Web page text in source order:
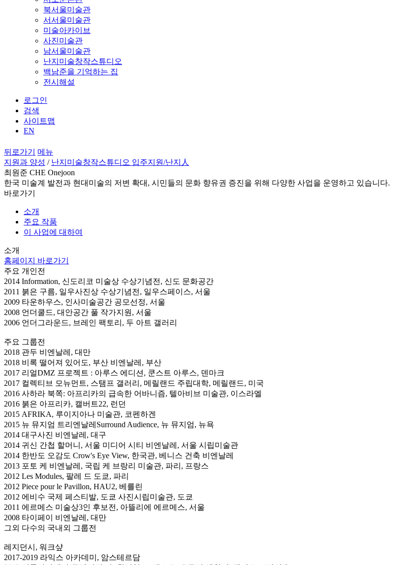
북서울미술관
서서울미술관
미술아카이브
사진미술관
남서울미술관
난지미술창작스튜디오
백남준을 기억하는 집
전시해설
로그인
검색
사이트맵
EN
뒤로가기
메뉴
지원과 양성 / 난지미술창작스튜디오 입주지원/난지人
최원준 CHE Onejoon
한국 미술계 발전과 현대미술의 저변 확대, 시민들의 문화 향유권 증진을 위해 다양한 사업을 운영하고 있습니다.
바로가기
소개
주요 작품
이 사업에 대하여
소개
홈페이지 바로가기
주요 개인전
2014 Information, 신도리코 미술상 수상기념전, 신도 문화공간
2011 붉은 구름, 일우사진상 수상기념전, 일우스페이스, 서울
2009 타운하우스, 인사미술공간 공모선정, 서울
2008 언더쿨드, 대안공간 풀 작가지원, 서울
2006 언더그라운드, 브레인 팩토리, 두 아트 갤러리
주요 그룹전
2018 관두 비엔날레, 대만
2018 비록 떨어져 있어도, 부산 비엔날레, 부산
2017 리얼DMZ 프로젝트 : 아루스 에디션, 쿤스트 아루스, 덴마크
2017 컬렉티브 모뉴먼트, 스탬프 갤러리, 메릴랜드 주립대학, 메릴랜드, 미국
2016 사하라 북쪽: 아프리카의 급속한 어바니즘, 텔아비브 미술관, 이스라엘
2016 붉은 아프리카, 캘버트22, 런던
2015 AFRIKA, 루이지아나 미술관, 코펜하겐
2015 뉴 뮤지엄 트리엔날레Surround Audience, 뉴 뮤지엄, 뉴욕
2014 대구사진 비엔날레, 대구
2014 귀신 간첩 할머니, 서울 미디어 시티 비엔날레, 서울 시립미술관
2014 한반도 오감도 Crow's Eye View, 한국관, 베니스 건축 비엔날레
2013 포토 케 비엔날레, 국립 케 브랑리 미술관, 파리, 프랑스
2012 Les Modules, 팔레 드 도쿄, 파리
2012 Piece pour le Pavillon, HAU2, 베를린
2012 에비수 국제 페스티발, 도쿄 사진시립미술관, 도쿄
2011 에르메스 미술상3인 후보전, 아뜰리에 에르메스, 서울
2008 타이페이 비엔날레, 대만
그외 다수의 국내외 그룹전
레지던시, 워크샾
2017-2019 라익스 아카데미, 암스테르담